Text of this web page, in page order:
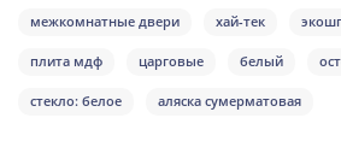
межкомнатные двери хай-тек
плита мдф царговые белый
стекло: белое аляска сумерматовая